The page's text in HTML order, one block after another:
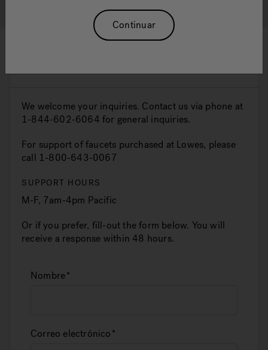
We welcome your inquiries. Contact us via phone at
1-844-602-6064 for general inquiries.
For support of faucets purchased at Lowes, please
call 1-800-643-0067
SUPPORT HOURS
M-F, 7am-4pm Pacific
Or if you prefer, fill-out the form below. You will
receive a response within 48 hours.
Nombre
Correo electrónico
Continuar